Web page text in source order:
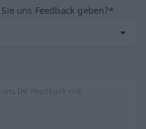
uns Feedback geben?*